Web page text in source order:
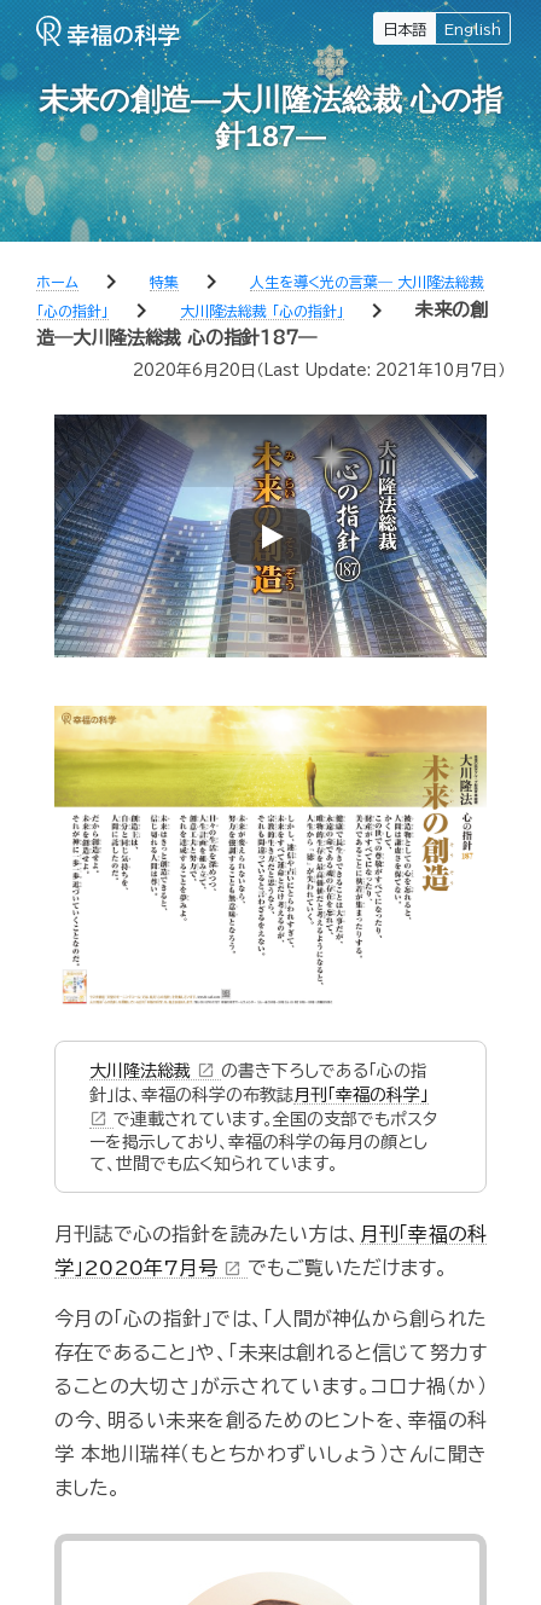
日本語 English
未来の創造―大川隆法総裁 心の指
針187―
ホーム chevron_right 特集 chevron_right
人生を導く光の言葉― 大川隆法総裁
「心の指針」
chevron_right 大川隆法総裁 「心の指針」 chevron_right
未来の創
造―大川隆法総裁 心の指針187―
2020年6月20日 （Last Update: 2021年10月7日 ）
Play
大川隆法総裁 open_in_new の書き下ろしである「心の指
針」は、幸福の科学の布教誌月刊「幸福の科学」
open_in_new で連載されています。全国の支部でもポスタ
ーを掲示しており、幸福の科学の毎月の顔とし
て、世間でも広く知られています。
月刊誌で心の指針を読みたい方は、 月刊「幸福の科
学」2020年7月号 open_in_new でもご覧いただけます。
今月の「心の指針」では、「人間が神仏から創られた
存在であること」や、「未来は創れると信じて努力す
ることの大切さ」が示されています。コロナ禍（か）
の今、明るい未来を創るためのヒントを、幸福の科
学 本地川瑞祥（もとちかわずいしょう）さんに聞き
ました。